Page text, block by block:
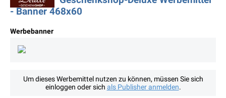
- Banner 468x60
Werbebanner
Um dieses Werbemittel nutzen zu können, müssen Sie sich
einloggen oder sich als Publisher anmelden.